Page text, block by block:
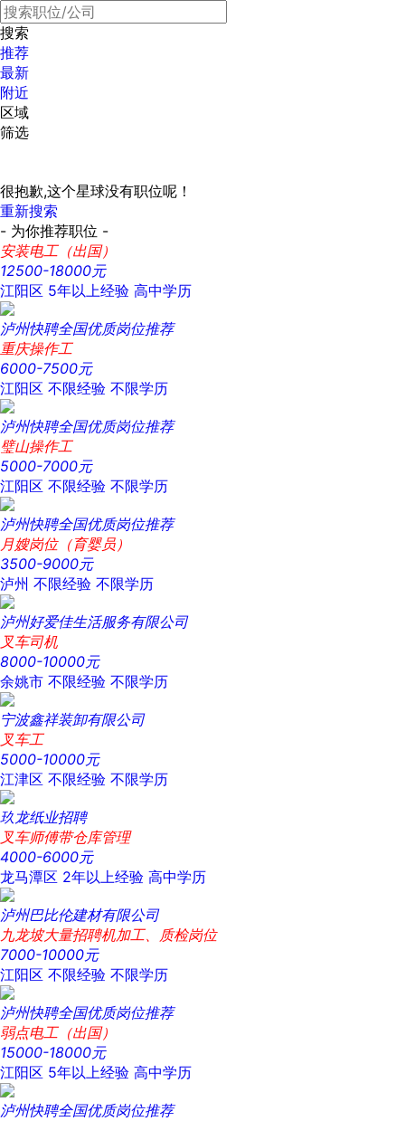
搜索
推荐
最新
附近
区域
筛选
很抱歉,这个星球没有职位呢！
重新搜索
- 为你推荐职位 -
安装电工（出国）
12500-18000元
江阳区 5年以上经验 高中学历
泸州快聘全国优质岗位推荐
重庆操作工
6000-7500元
江阳区 不限经验 不限学历
泸州快聘全国优质岗位推荐
璧山操作工
5000-7000元
江阳区 不限经验 不限学历
泸州快聘全国优质岗位推荐
月嫂岗位（育婴员）
3500-9000元
泸州 不限经验 不限学历
泸州好爱佳生活服务有限公司
叉车司机
8000-10000元
余姚市 不限经验 不限学历
宁波鑫祥装卸有限公司
叉车工
5000-10000元
江津区 不限经验 不限学历
玖龙纸业招聘
叉车师傅带仓库管理
4000-6000元
龙马潭区 2年以上经验 高中学历
泸州巴比伦建材有限公司
九龙坡大量招聘机加工、质检岗位
7000-10000元
江阳区 不限经验 不限学历
泸州快聘全国优质岗位推荐
弱点电工（出国）
15000-18000元
江阳区 5年以上经验 高中学历
泸州快聘全国优质岗位推荐